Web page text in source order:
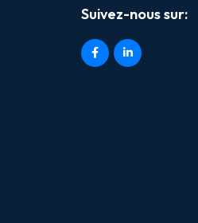
Suivez-nous sur: